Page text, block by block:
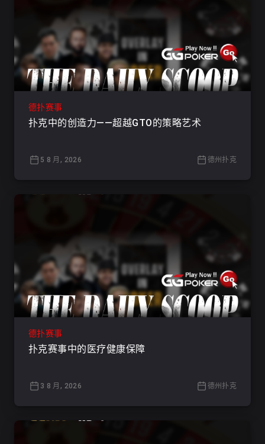
德扑赛事
扑克中的创造力——超越GTO的策略艺术
5 8 月, 2026 德州扑克
德扑赛事
扑克赛事中的医疗健康保障
3 8 月, 2026 德州扑克